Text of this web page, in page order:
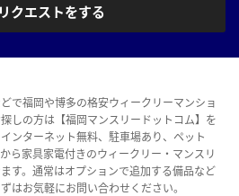
クエストをする
で福岡や博多の格安ウィークリーマンショ
しの方は【福岡マンスリードットコム】を
ンターネット無料、駐車場あり、ペット
ら家具家電付きのウィークリー・マンスリ
す。通常はオプションで追加する備品など
はお気軽にお問い合わせください。